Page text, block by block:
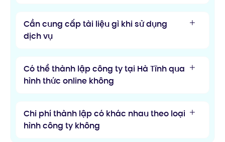
Cần cung cấp tài liệu gì khi sử dụng
dịch vụ
Có thể thành lập công ty tại Hà Tĩnh qua
hình thức online không
Chi phí thành lập có khác nhau theo loại
hình công ty không